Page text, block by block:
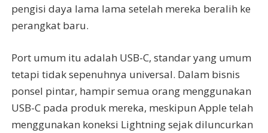
pengisi daya lama lama setelah mereka beralih ke
perangkat baru.
Port umum itu adalah USB-C, standar yang umum
tetapi tidak sepenuhnya universal. Dalam bisnis
ponsel pintar, hampir semua orang menggunakan
USB-C pada produk mereka, meskipun Apple telah
menggunakan koneksi Lightning sejak diluncurkan